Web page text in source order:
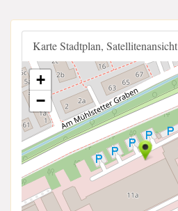
Karte Stadtplan, Satellitenansicht
+
−